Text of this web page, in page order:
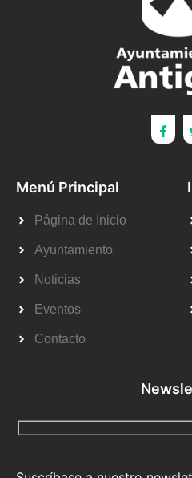
Menú Principal
Página de Inicio
Ayuntamiento
Noticias
Eventos
Contacto